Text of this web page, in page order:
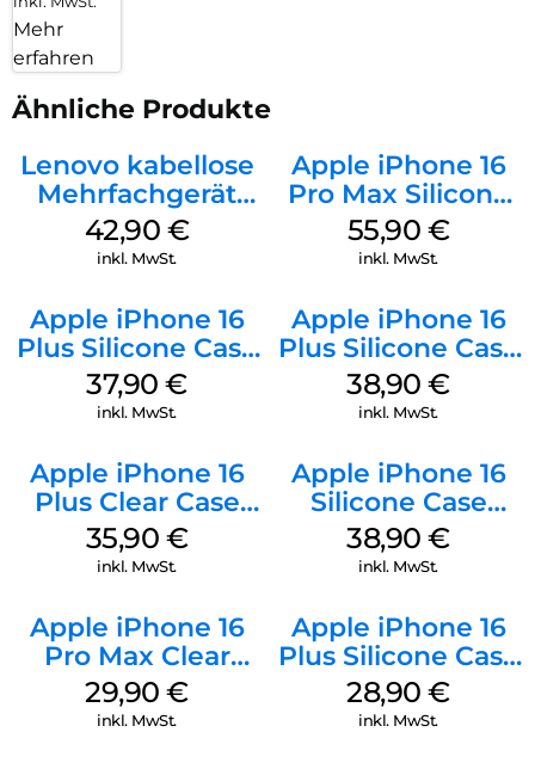
Mehr
erfahren
Ähnliche Produkte
Lenovo kabellose
Mehrfachgerät
Luna Grey
42,90 €
inkl. MwSt.
Apple iPhone 16
Pro Max Silicone
Case MagSafe
Stone Gray
55,90 €
inkl. MwSt.
Apple iPhone 16
Plus Silicone Case
MagSafe Lake
Green
37,90€
inkl. MwSt.
Apple iPhone 16
Plus Silicone Case
MagSafe Denim
38,90€
inkl. MwSt.
Apple iPhone 16
Plus Clear Case
MagSafe
Transparent
35,90 €
inkl. MwSt.
Apple iPhone 16
Silicone Case
MagSafe
Ultramarine
38,90€
inkl. MwSt.
Apple iPhone 16
Pro Max Clear
Case MagSafe
Transparent
29,90€
inkl. MwSt.
Apple iPhone 16
Plus Silicone Case
MagSafe Black
28,90€
inkl. MwSt.